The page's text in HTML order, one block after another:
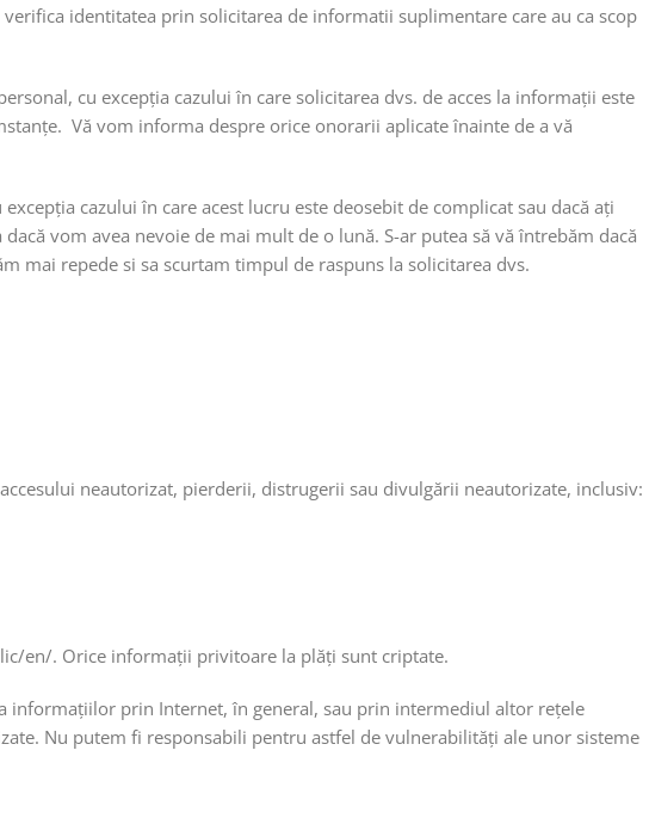
identitatea prin solicitarea de informatii suplimentare care au ca scop
cu excepția cazului în care solicitarea dvs. de acces la informații este
Vă vom informa despre orice onorarii aplicate înainte de a vă
cazului în care acest lucru este deosebit de complicat sau dacă ați
vom avea nevoie de mai mult de o lună. S-ar putea să vă întrebăm dacă
mai repede si sa scurtam timpul de raspuns la solicitarea dvs.
neautorizat, pierderii, distrugerii sau divulgării neautorizate, inclusiv:
en/. Orice informaţii privitoare la plăţi sunt criptate.
informaţiilor prin Internet, în general, sau prin intermediul altor reţele
Nu putem fi responsabili pentru astfel de vulnerabilități ale unor sisteme